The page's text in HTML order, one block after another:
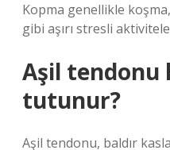
Kopma genellikle
gibi aşırı stresli
Aşil tendonu
tutunur?
Aşil tendonu, baldır